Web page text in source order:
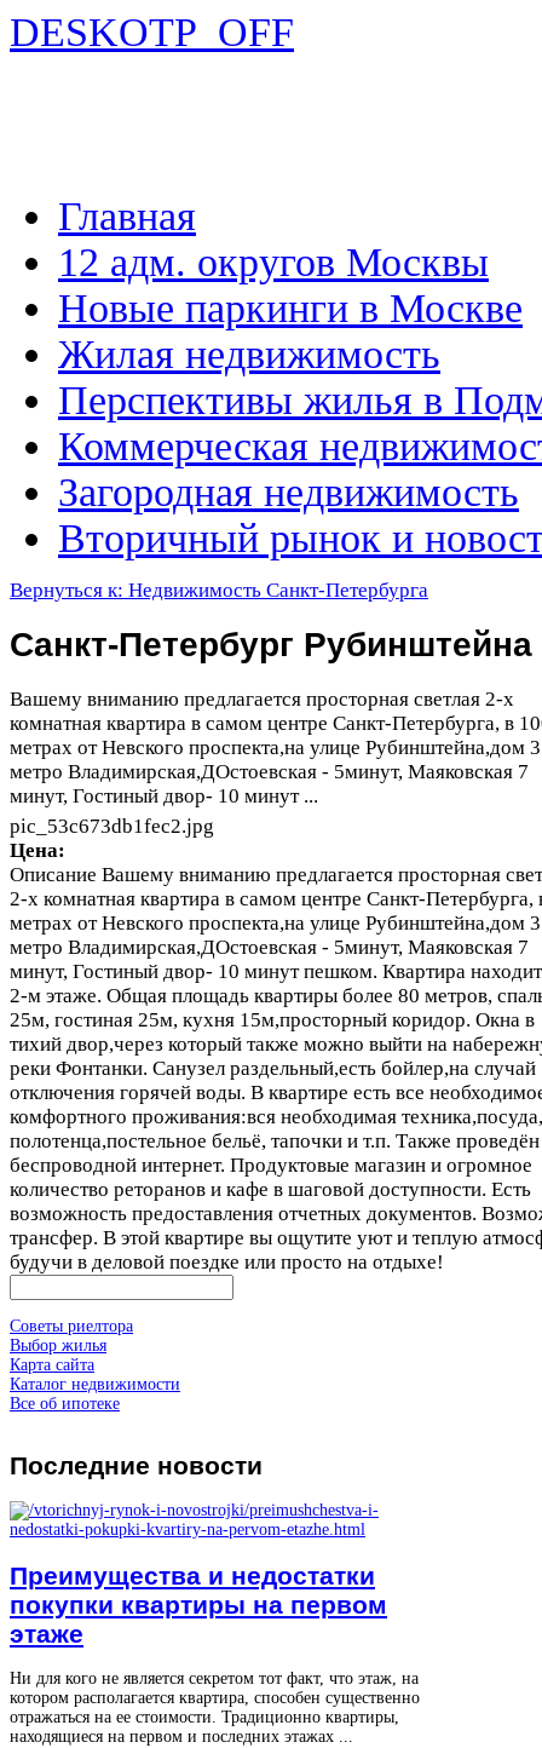
DESKOTP_OFF
Главная
12 адм. округов Москвы
Новые паркинги в Москве
Жилая недвижимость
Перспективы жилья в
Коммерческая
Загородная недвижимость
Вторичный рынок и
Вернуться к: Недвижимость Санкт-Петербурга
Санкт-Петербург Рубинштейна
Вашему вниманию предлагается просторная светлая 2-х
комнатная квартира в самом центре Санкт-Петербурга, в
метрах от Невского проспекта,на улице Рубинштейна,дом
метро Владимирская,ДОстоевская - 5минут, Маяковская 7
минут, Гостиный двор- 10 минут ...
pic_53c673db1fec2.jpg
Цена:
Описание Вашему вниманию предлагается просторная
2-х комнатная квартира в самом центре Санкт-Петербурга,
метрах от Невского проспекта,на улице Рубинштейна,дом
метро Владимирская,ДОстоевская - 5минут, Маяковская 7
минут, Гостиный двор- 10 минут пешком. Квартира
2-м этаже. Общая площадь квартиры более 80 метров,
25м, гостиная 25м, кухня 15м,просторный коридор. Окна в
тихий двор,через который также можно выйти на
реки Фонтанки. Санузел раздельный,есть бойлер,на случай
отключения горячей воды. В квартире есть все
комфортного проживания:вся необходимая техника,посуда,
полотенца,постельное бельё, тапочки и т.п. Также проведён
беспроводной интернет. Продуктовые магазин и огромное
количество реторанов и кафе в шаговой доступности. Есть
возможность предоставления отчетных документов.
трансфер. В этой квартире вы ощутите уют и теплую
будучи в деловой поездке или просто на отдыхе!
Советы риелтора
Выбор жилья
Карта сайта
Каталог недвижимости
Все об ипотеке
Последние новости
Преимущества и недостатки
покупки квартиры на первом
этаже
Ни для кого не является секретом тот факт, что этаж, на
котором располагается квартира, способен существенно
отражаться на ее стоимости. Традиционно квартиры,
находящиеся на первом и последних этажах ...